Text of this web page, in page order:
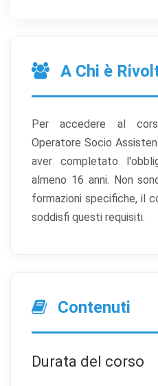
A Chi è
Per accedere al
Operatore Socio
aver completato
almeno 16 anni. Non
formazioni specifiche, il
soddisfi questi requisiti.
Contenuti
Durata del corso